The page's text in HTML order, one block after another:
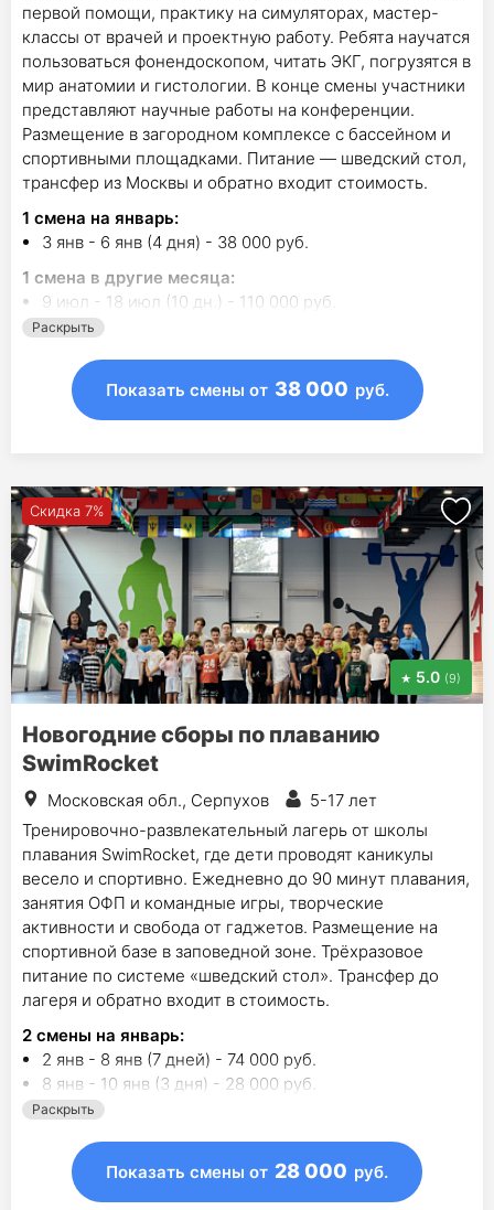
первой помощи, практику на симуляторах, мастер-
классы от врачей и проектную работу. Ребята научатся
пользоваться фонендоскопом, читать ЭКГ, погрузятся в
мир анатомии и гистологии. В конце смены участники
представляют научные работы на конференции.
Размещение в загородном комплексе с бассейном и
спортивными площадками. Питание — шведский стол,
трансфер из Москвы и обратно входит стоимость.
1 смена на январь:
3 янв - 6 янв (4 дня) - 38 000 руб.
1 смена в другие месяца:
9 июл - 18 июл (10 дн.) - 110 000 руб.
Раскрыть
Показать смены от 38 000 руб.
Скидка 7%
5.0 (9)
Новогодние сборы по плаванию
SwimRocket
Московская обл., Серпухов
5-17 лет
Тренировочно-развлекательный лагерь от школы
плавания SwimRocket, где дети проводят каникулы
весело и спортивно. Ежедневно до 90 минут плавания,
занятия ОФП и командные игры, творческие
активности и свобода от гаджетов. Размещение на
спортивной базе в заповедной зоне. Трёхразовое
питание по системе «шведский стол». Трансфер до
лагеря и обратно входит в стоимость.
2 смены на январь:
2 янв - 8 янв (7 дней) - 74 000 руб.
8 янв - 10 янв (3 дня) - 28 000 руб.
Раскрыть
Показать смены от 28 000 руб.